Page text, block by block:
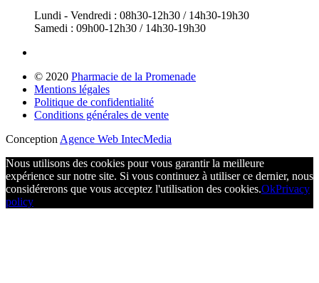
Lundi - Vendredi : 08h30-12h30 / 14h30-19h30
Samedi : 09h00-12h30 / 14h30-19h30
© 2020 Pharmacie de la Promenade
Mentions légales
Politique de confidentialité
Conditions générales de vente
Conception Agence Web IntecMedia
Nous utilisons des cookies pour vous garantir la meilleure
expérience sur notre site. Si vous continuez à utiliser ce dernier, nous
considérerons que vous acceptez l'utilisation des cookies.OkPrivacy
policy